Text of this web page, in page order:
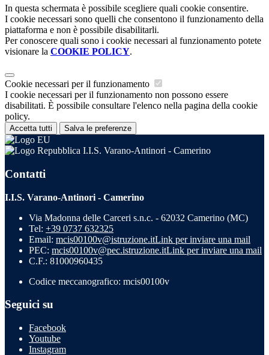
In questa schermata è possibile scegliere quali cookie consentire.
I cookie necessari sono quelli che consentono il funzionamento della
piattaforma e non è possibile disabilitarli.
Per conoscere quali sono i cookie necessari al funzionamento potete
visionare la COOKIE POLICY.
Cookie necessari per il funzionamento
I cookie necessari per il funzionamento non possono essere
disabilitati. È possibile consultare l'elenco nella pagina della cookie
policy.
Accetta tutti Salva le preferenze
I.I.S. Varano-Antinori - Camerino
Contatti
I.I.S. Varano-Antinori - Camerino
Via Madonna delle Carceri s.n.c. - 62032 Camerino (MC)
Tel: +39 0737 632325
Email: mcis00100v@istruzione.itLink per inviare una mail
PEC: mcis00100v@pec.istruzione.itLink per inviare una mail
C.F.: 81000960435
Codice meccanografico: mcis00100v
Seguici su
Facebook
Youtube
Instagram